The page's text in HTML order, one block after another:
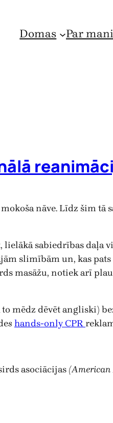
Domas Par mani
nāve. Līdz šim tā
sabiedrības daļa
slimībām un, kas
masāžu, notiek arī
dēvēt angliski)
shands-only CPR
asociācijas